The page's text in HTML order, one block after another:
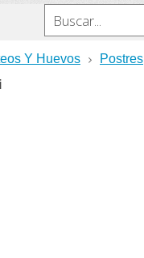
Y Huevos Postres